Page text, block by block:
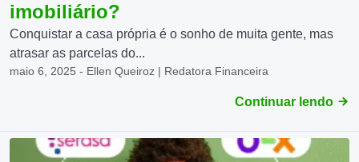
imobiliário?
Conquistar a casa própria é o sonho de muita gente, mas
atrasar as parcelas do...
maio 6, 2025 - Ellen Queiroz | Redatora Financeira
Continuar lendo